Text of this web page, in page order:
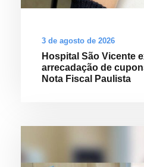
3 de agosto de 2026
Hospital São Vicente
arrecadação de
Nota Fiscal Paulista